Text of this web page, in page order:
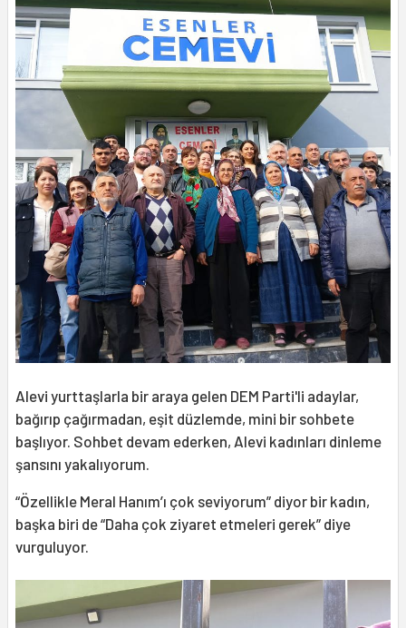
Alevi yurttaşlarla bir araya gelen DEM Parti'li adaylar,
bağırıp çağırmadan, eşit düzlemde, mini bir sohbete
başlıyor. Sohbet devam ederken, Alevi kadınları dinleme
şansını yakalıyorum.
“Özellikle Meral Hanım’ı çok seviyorum” diyor bir kadın,
başka biri de “Daha çok ziyaret etmeleri gerek” diye
vurguluyor.